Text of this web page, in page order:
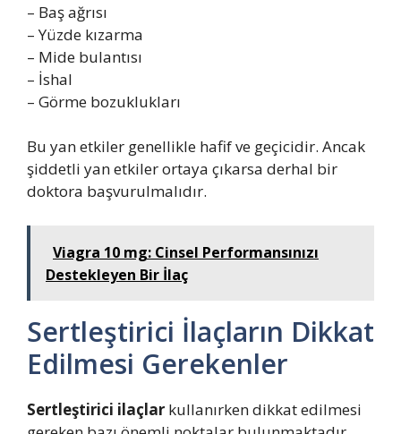
– Baş ağrısı
– Yüzde kızarma
– Mide bulantısı
– İshal
– Görme bozuklukları
Bu yan etkiler genellikle hafif ve geçicidir. Ancak
şiddetli yan etkiler ortaya çıkarsa derhal bir
doktora başvurulmalıdır.
Viagra 10 mg: Cinsel Performansınızı
Destekleyen Bir İlaç
Sertleştirici İlaçların Dikkat
Edilmesi Gerekenler
Sertleştirici ilaçlar kullanırken dikkat edilmesi